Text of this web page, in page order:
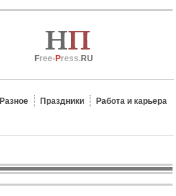
Free-Press.RU
Разное Праздники
Работа и карьера